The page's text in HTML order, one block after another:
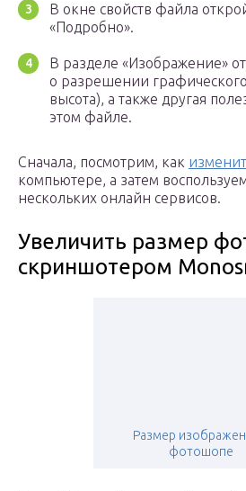
В окне свойств файла
«Подробно».
В разделе «Изображение»
о разрешении
высота), а также другая
этом файле.
Сначала, посмотрим, как
компьютере, а затем
нескольких онлайн сервисов.
Увеличить размер
скриншотером
Размер
фотошопе